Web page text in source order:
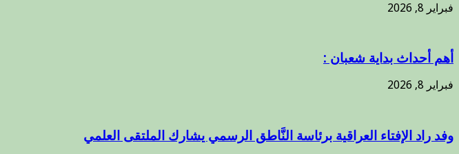
فبراير 8, 2026
أهم أحداث بداية شعبان :
فبراير 8, 2026
وفد راد الإفتاء العراقية برئاسة النَّاطق الرسمي يشارك الملتقى العلمي